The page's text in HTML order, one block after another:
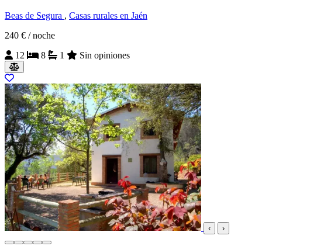
Beas de Segura , Casas rurales en Jaén
240 € / noche
12
8 1 Sin opiniones
‹ ›